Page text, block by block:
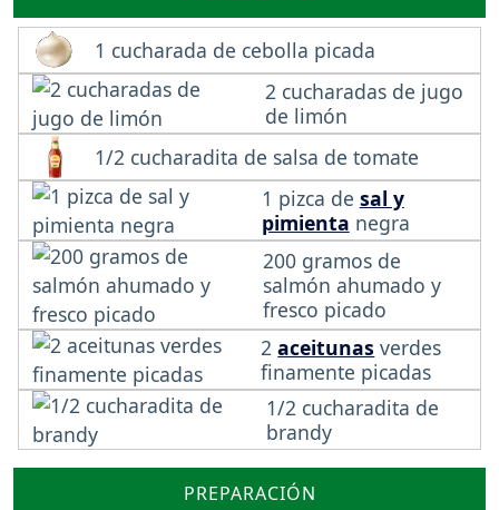
1 cucharada de cebolla picada
2 cucharadas de jugo
de limón
1/2 cucharadita de salsa de tomate
1 pizca de sal y
pimienta negra
200 gramos de
salmón ahumado y
fresco picado
2aceitunas verdes
finamente picadas
1/2 cucharadita de
brandy
PREPARACIÓN